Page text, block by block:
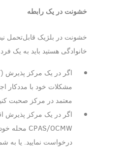
خشونت در یک رابطه
خشونت در بلژیک قابل‌تحمل
خانوادگی هستید باید به یک
اگر در یک مرکز پذیرش
مشکلات خود با مددکار
معتمد در مرکز صحبت
اگر در یک مرکز پذیرش